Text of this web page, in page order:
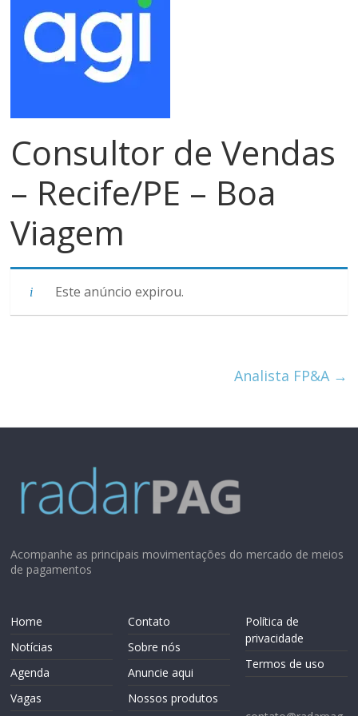
meios
de
pagamentos
Consultor de Vendas
– Recife/PE – Boa
Viagem
Este anúncio expirou.
Analista FP&A →
Acompanhe as principais movimentações do mercado de meios
de pagamentos
Home
Notícias
Agenda
Vagas
Contato
Sobre nós
Anuncie aqui
Nossos produtos
Política de
privacidade
Termos de uso